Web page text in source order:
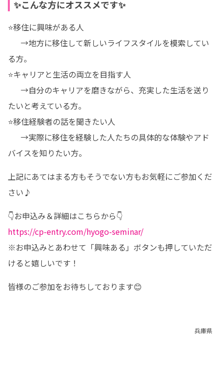
✨こんな方にオススメです✨
⭐移住に興味がある人
→地方に移住して新しいライフスタイルを模索してい
る方。
⭐キャリアと生活の両立を目指す人
→自分のキャリアを磨きながら、充実した生活を送り
たいと考えている方。
⭐移住経験者の話を聞きたい人
→実際に移住を経験した人たちの具体的な体験やアド
バイスを知りたい方。
上記にあてはまる方もそうでない方もお気軽にご参加くだ
さい♪
https://cp-entry.com/hyogo-seminar/
※お申込みとあわせて「興味ある」ボタンも押していただ
けると嬉しいです！
皆様のご参加をお待ちしております😊
兵庫県